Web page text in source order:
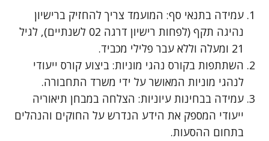
עמידה בתנאי סף: המועמד צריך להחזיק ברישיון
נהיגה תקף (לפחות רישיון דרגה 02 לשנתיים), לגיל
21 ומעלה וללא עבר פלילי מכביד.
השתתפות בקורס נהגי מוניות: ביצוע קורס ייעודי
לנהגי מוניות המאושר על ידי משרד התחבורה.
עמידה בבחינות עיוניות: הצלחה במבחן תיאוריה
ייעודי המספק את הידע הנדרש על החוקים והנהלים
בתחום ההסעות.